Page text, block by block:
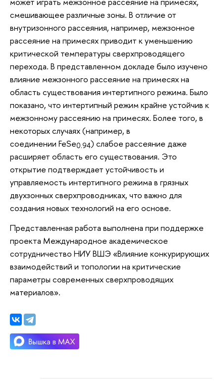
смешивающее различные зоны. В отличие от
внутризонного рассеяния, например, межзонное
рассеяние на примесях приводит к уменьшению
критической температуры сверхпроводящего
перехода. В представленном докладе было изучено
влияние межзонного рассеяние на примесях на
область существования интертипного режима. Было
показано, что интертипный режим крайне устойчив к
межзонному рассеянию на примесях. Более того, в
некоторых случаях (например, в
соединении FeSe0.94) слабое рассеяние даже
расширяет область его существования. Это
открытие подтверждает устойчивость и
управляемость интертипного режима в грязных
двухзонных сверхпроводниках, что важно для
создания новых технологий на его основе.
Представленная работа выполнена при поддержке
проекта Международное академическое
сотрудничество НИУ ВШЭ «Влияние конкурирующих
взаимодействий и топологии на критические
параметры современных сверхпроводящих
материалов».